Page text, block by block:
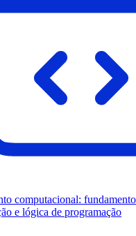
computacional:
e lógica de programação